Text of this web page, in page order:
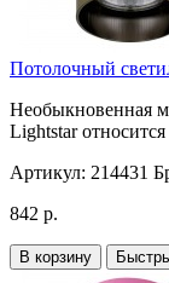
Потолочный
Необыкновенная
Lightstar
Артикул: 214431
842 р.
В корзину